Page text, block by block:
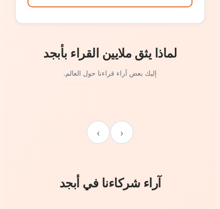
لماذا يثق ملايين القراء بأبجد
إليك بعض آراء قراءنا حول العالم.
‹
›
آراء شركاءنا في أبجد